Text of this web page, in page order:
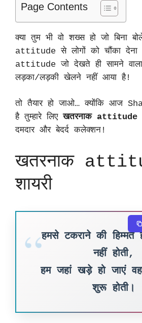
Page Contents
क्या तुम भी वो शख्स हो जो बिना
attitude से लोगों को चौंका देना
attitude जो देखते ही सामने
लड़का/लड़की खेलने नहीं आया है!
तो तैयार हो जाओ… क्योंकि आज
है तुम्हारे लिएखतरनाक attitude
दमदार और बेदर्द कलेक्शन!
खतरनाक
शायरी
हमसे टकराने की हिम्मत
नहीं होती,
हम जहां खड़े हो जाएं
शुरू होती।